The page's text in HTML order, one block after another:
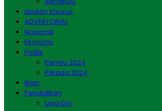
Liputan Khusus
ADVERTORIAL
Nasional
Ekonomi
Politik
Pemilu 2024
Pilkada 2024
Iklan
Pendidikan
Usia Dini